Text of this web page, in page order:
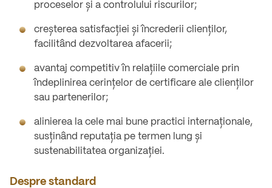
proceselor și a controlului riscurilor;
creșterea satisfacției și încrederii clienților,
facilitând dezvoltarea afacerii;
avantaj competitiv în relațiile comerciale prin
îndeplinirea cerințelor de certificare ale clienților
sau partenerilor;
alinierea la cele mai bune practici internaționale,
susținând reputația pe termen lung și
sustenabilitatea organizației.
Despre standard